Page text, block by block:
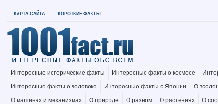
КАРТА САЙТА КОРОТКИЕ ФАКТЫ
Интересные исторические факты Интересные факты о космосе
Интересные факты о человеке
Интересные факты о Японии
О
О машинах и механизмах
О природе О разном О растениях
О